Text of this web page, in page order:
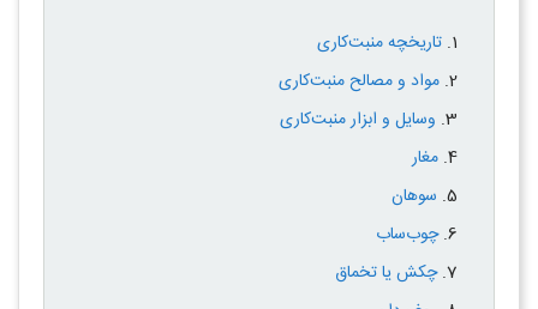
تاریخچه منبت‌کاری
مواد و مصالح منبت‌کاری
وسایل و ابزار منبت‌کاری
مغار
سوهان
چوب‌ساب
چکش یا تخماق